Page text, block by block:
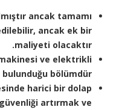
ancak tamamı
ancak ek bir
maliyeti olacaktır.
ve elektrikli
bulunduğu bölümdür.
harici bir dolap
artırmak ve